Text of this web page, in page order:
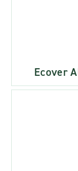
Ecover